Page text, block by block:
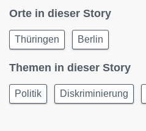
Orte in dieser Story
Thüringen Berlin
Themen in dieser Story
Politik Diskriminierung